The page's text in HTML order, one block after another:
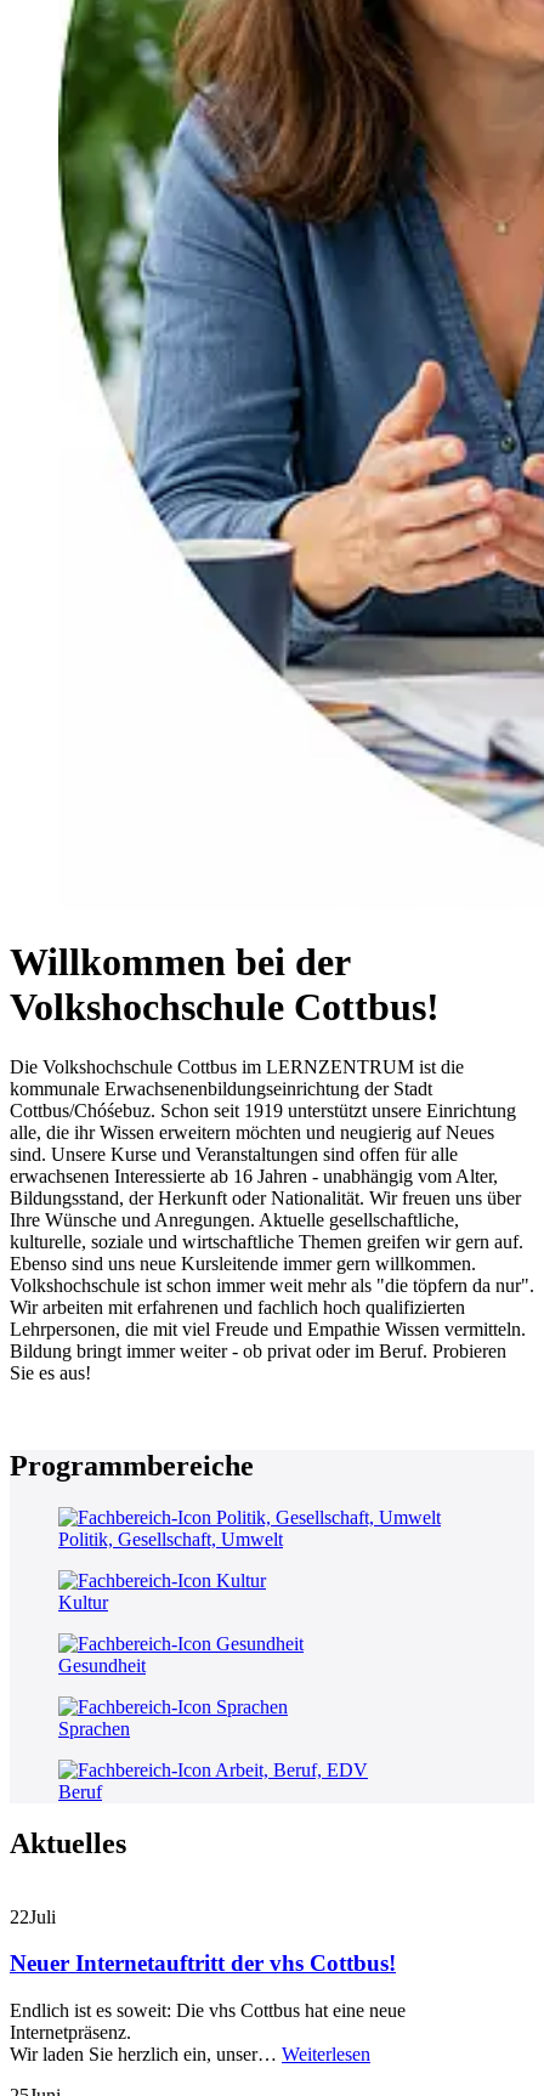
Willkommen bei der
Volkshochschule Cottbus!
Die Volkshochschule Cottbus im LERNZENTRUM ist die
kommunale Erwachsenenbildungseinrichtung der Stadt
Cottbus/Chóśebuz. Schon seit 1919 unterstützt unsere Einrichtung
alle, die ihr Wissen erweitern möchten und neugierig auf Neues
sind. Unsere Kurse und Veranstaltungen sind offen für alle
erwachsenen Interessierte ab 16 Jahren - unabhängig vom Alter,
Bildungsstand, der Herkunft oder Nationalität. Wir freuen uns über
Ihre Wünsche und Anregungen. Aktuelle gesellschaftliche,
kulturelle, soziale und wirtschaftliche Themen greifen wir gern auf.
Ebenso sind uns neue Kursleitende immer gern willkommen.
Volkshochschule ist schon immer weit mehr als "die töpfern da nur".
Wir arbeiten mit erfahrenen und fachlich hoch qualifizierten
Lehrpersonen, die mit viel Freude und Empathie Wissen vermitteln.
Bildung bringt immer weiter - ob privat oder im Beruf. Probieren
Sie es aus!
Programmbereiche
Politik, Gesellschaft, Umwelt
Kultur
Gesundheit
Sprachen
Beruf
Aktuelles
22Juli
Neuer Internetauftritt der vhs Cottbus!
Endlich ist es soweit: Die vhs Cottbus hat eine neue
Internetpräsenz.
Wir laden Sie herzlich ein, unser… Weiterlesen